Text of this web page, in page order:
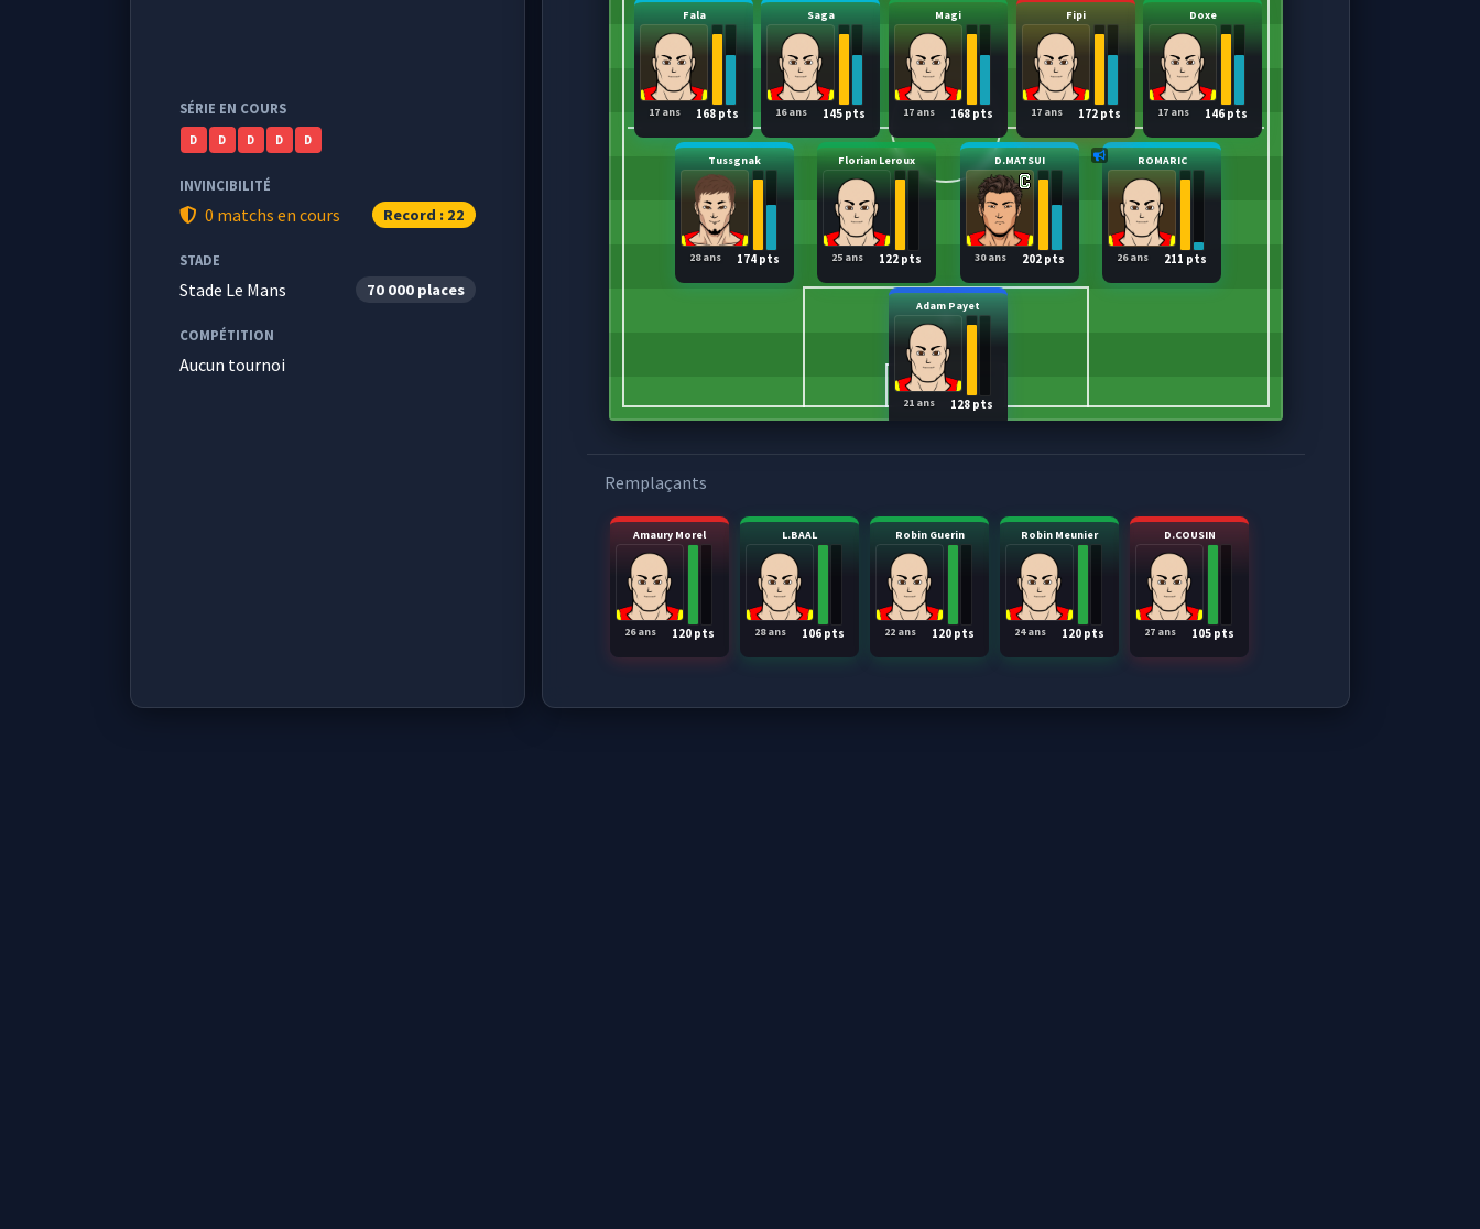
SÉRIE EN COURS
D D D D D
INVINCIBILITÉ
0 matchs en cours Record : 22
STADE
Stade Le Mans 70 000 places
COMPÉTITION
Aucun tournoi
Adam Payet
128 pts
21 ans
Tussgnak
174 pts
28 ans
Florian Leroux
122 pts
25 ans
D.MATSUI
202 pts
30 ans
ROMARIC
211 pts
26 ans
Fala
168 pts
17 ans
Saga
145 pts
16 ans
Magi
168 pts
17 ans
Fipi
172 pts
17 ans
Doxe
146 pts
17 ans
Remplaçants
Amaury Morel
120 pts
26 ans
L.BAAL
106 pts
28 ans
Robin Guerin
120 pts
22 ans
Robin Meunier
120 pts
24 ans
D.COUSIN
105 pts
27 ans